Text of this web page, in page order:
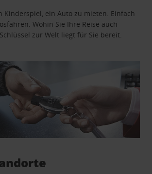
Kinderspiel, ein Auto zu mieten. Einfach
Wohin Sie Ihre Reise auch
zur Welt liegt für Sie bereit.